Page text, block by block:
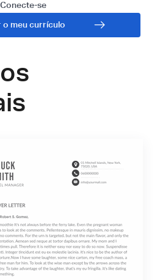
Conecte-se
o meu currículo
de